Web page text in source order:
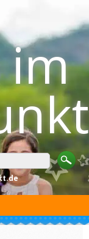
im